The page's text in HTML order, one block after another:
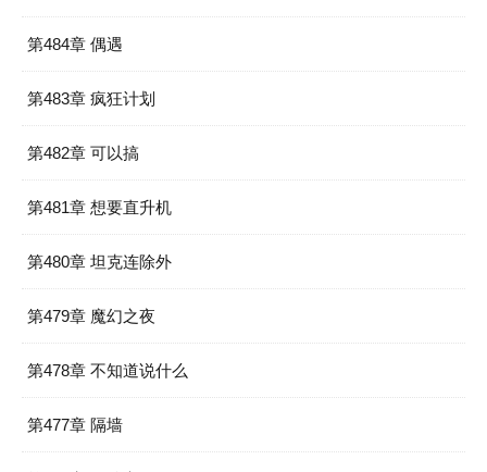
第484章 偶遇
第483章 疯狂计划
第482章 可以搞
第481章 想要直升机
第480章 坦克连除外
第479章 魔幻之夜
第478章 不知道说什么
第477章 隔墙